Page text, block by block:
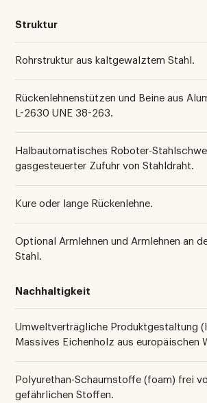
Struktur
Rohrstruktur aus kaltgewalztem Stahl.
Rückenlehnenstützen und Beine aus
L-2630 UNE 38-263.
Halbautomatisches Roboter-
gasgesteuerter Zufuhr von Stahldraht.
Kure oder lange Rückenlehne.
Optional Armlehnen und Armlehnen an
Stahl.
Nachhaltigkeit
Umweltverträgliche Produktgestaltung
Massives Eichenholz aus europäischen
Polyurethan-Schaumstoffe (foam) frei
gefährlichen Stoffen.